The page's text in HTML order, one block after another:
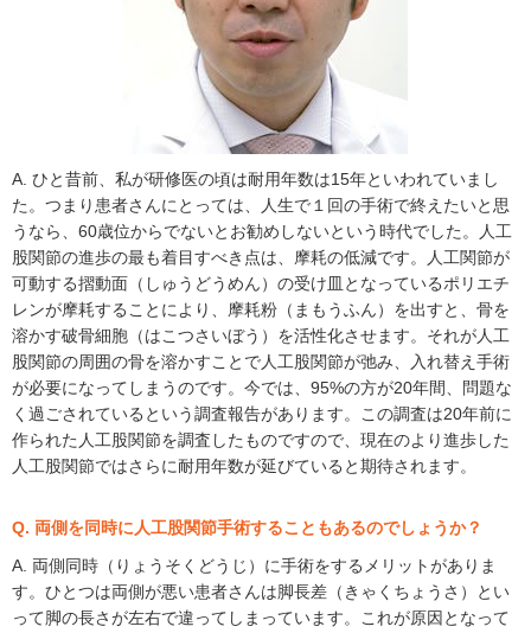
A. ひと昔前、私が研修医の頃は耐用年数は15年といわれていまし
た。つまり患者さんにとっては、人生で１回の手術で終えたいと思
うなら、60歳位からでないとお勧めしないという時代でした。人工
股関節の進歩の最も着目すべき点は、摩耗の低減です。人工関節が
可動する摺動面（しゅうどうめん）の受け皿となっているポリエチ
レンが摩耗することにより、摩耗粉（まもうふん）を出すと、骨を
溶かす破骨細胞（はこつさいぼう）を活性化させます。それが人工
股関節の周囲の骨を溶かすことで人工股関節が弛み、入れ替え手術
が必要になってしまうのです。今では、95%の方が20年間、問題な
く過ごされているという調査報告があります。この調査は20年前に
作られた人工股関節を調査したものですので、現在のより進歩した
人工股関節ではさらに耐用年数が延びていると期待されます。
Q. 両側を同時に人工股関節手術することもあるのでしょうか？
A. 両側同時（りょうそくどうじ）に手術をするメリットがありま
す。ひとつは両側が悪い患者さんは脚長差（きゃくちょうさ）とい
って脚の長さが左右で違ってしまっています。これが原因となって